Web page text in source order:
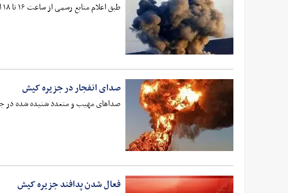
طبق اعلام منابع رسمی از ساعت ۱۶ تا ۱۸ امروز، به دلیل برگزاری تمرینات نظامی، احتمال شنیده شدن صدای تیراندازی و انفجار وجود دارد.
صدای انفجار در جزیره کیش
صداهای مهیب و متعدد شنیده شده در
فعال شدن پدافند جزیره کیش